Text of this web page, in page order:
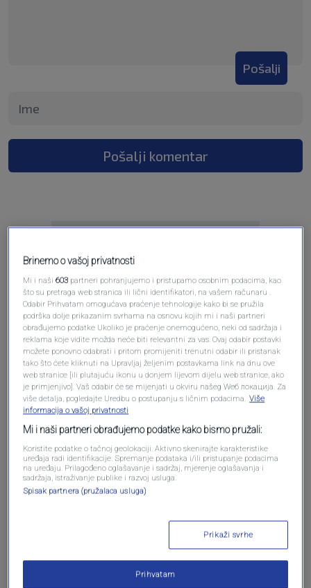
Pošalji
Pošalji komentar
Oglas
Oglas
Brinemo o vašoj privatnosti
Mi i naši603 partneri pohranjujemo i pristupamo osobnim podacima, kao
što su pretraga web stranica ili lični identifikatori, na vašem računaru .
Odabir Prihvatam omogućava praćenje tehnologije kako bi se pružila
podrška dolje prikazanim svrhama na osnovu kojih mi i naši partneri
obrađujemo podatke Ukoliko je praćenje onemogućeno, neki od sadržaja i
reklama koje vidite možda neće biti relevantni za vas. Ovaj odabir postavki
možete ponovno odabrati i pritom promijeniti trenutni odabir ili pristanak
tako što ćete kliknuti na Upravljaj željenim postavkama link na dnu ove
web stranice [ili plutajuću ikonu u donjem lijevom dijelu web stranice, ako
je primjenjivo]. Vaš odabir će se mijenjati u okviru našeg Wеб локација. Za
više detalja, pogledajte Uredbu o postupanju s ličnim podacima. Više
informacija o vašoj privatnosti
Mi i naši partneri obrađujemo podatke kako bismo pružali:
Koristite podatke o tačnoj geolokaciji. Aktivno skenirajte karakteristike
uređaja radi identifikacije. Spremanje podataka i/ili pristupanje podacima
na uređaju. Prilagođeno oglašavanje i sadržaj, mjerenje oglašavanja i
sadržaja, istraživanje publike i razvoj usluga.
Spisak partnera (pružalaca usluga)
Prikaži svrhe
Prihvatam